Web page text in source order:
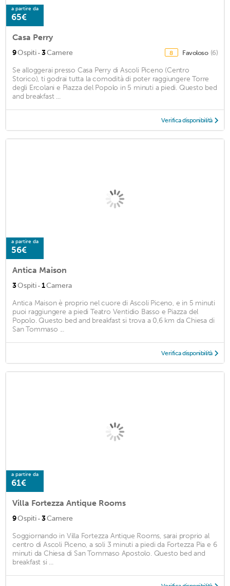
a partire da
65€
Casa Perry
9Ospiti · 3Camere 8 Favoloso (6)
Se alloggerai presso Casa Perry di Ascoli Piceno (Centro
Storico), ti godrai tutta la comodità di poter raggiungere Torre
degli Ercolani e Piazza del Popolo in 5 minuti a piedi. Questo bed
and breakfast ...
Verifica disponibilità
a partire da
56€
Antica Maison
3Ospiti · 1Camera
Antica Maison è proprio nel cuore di Ascoli Piceno, e in 5 minuti
puoi raggiungere a piedi Teatro Ventidio Basso e Piazza del
Popolo. Questo bed and breakfast si trova a 0,6 km da Chiesa di
San Tommaso ...
Verifica disponibilità
a partire da
61€
Villa Fortezza Antique Rooms
9Ospiti · 3Camere
Soggiornando in Villa Fortezza Antique Rooms, sarai proprio al
centro di Ascoli Piceno, a soli 3 minuti a piedi da Fortezza Pia e 6
minuti da Chiesa di San Tommaso Apostolo. Questo bed and
breakfast si ...